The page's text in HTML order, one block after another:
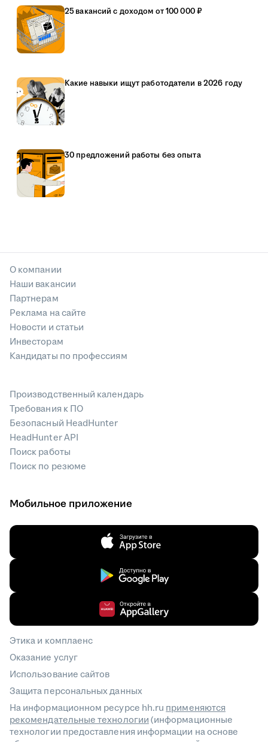
25 вакансий с доходом от 100 000 ₽
Какие навыки ищут работодатели в 2026 году
30 предложений работы без опыта
О компании
Наши вакансии
Партнерам
Реклама на сайте
Новости и статьи
Инвесторам
Кандидаты по профессиям
Производственный календарь
Требования к ПО
Безопасный HeadHunter
HeadHunter API
Поиск работы
Поиск по резюме
Мобильное приложение
Этика и комплаенс
Оказание услуг
Использование сайтов
Защита персональных данных
На информационном ресурсе hh.ru применяются
рекомендательные технологии(информационные
технологии предоставления информации на основе